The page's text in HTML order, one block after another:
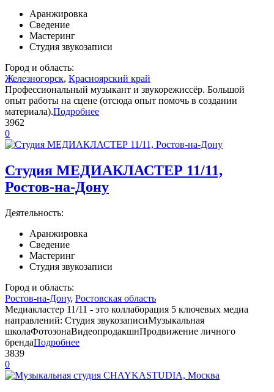
Аранжировка
Сведение
Мастеринг
Студия звукозаписи
Город и область:
Железногорск, Красноярский край
Профессиональный музыкант и звукорежиссёр. Большой
опыт работы на сцене (отсюда опыт помочь в создании
материала).Подробнее
3962
0
Студия МЕДИАКЛАСТЕР 11/11,
Ростов-на-Дону
Деятельность:
Аранжировка
Сведение
Мастеринг
Студия звукозаписи
Город и область:
Ростов-на-Дону, Ростовская область
Медиакластер 11/11 - это коллаборация 5 ключевых медиа
направлений: Студия звукозаписиМузыкальная
школаФотозонаВидеопродакшнПродвижение личного
брендаПодробнее
3839
0